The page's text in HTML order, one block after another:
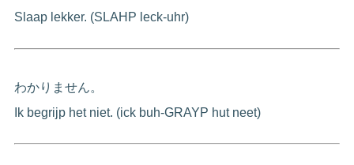
Slaap lekker. (SLAHP leck-uhr)
わかりません。
Ik begrijp het niet. (ick buh-GRAYP hut neet)